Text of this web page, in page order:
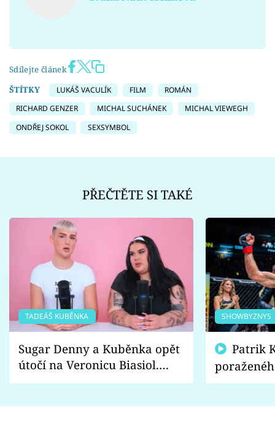
Sdílejte článek
ŠTÍTKY
LUKÁŠ VACULÍK FILM
ROMÁN
RICHARD GENZER
MICHAL SUCHÁNEK
MICHAL VIEWEGH
ONDŘEJ SOKOL
SEXSYMBOL
PŘEČTĚTE SI TAKÉ
TADEÁŠ KUBĚNKA
Sugar Denny a Kuběnka opět
útočí na Veronicu Biasiol.
Proč je podle nich falešná a
SHOWBYZNYS
fanoušci